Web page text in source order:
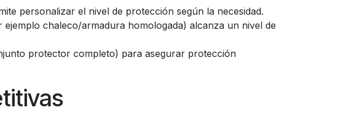
personalizar el nivel de protección según la necesidad.
chaleco/armadura homologada) alcanza un nivel de
protector completo) para asegurar protección